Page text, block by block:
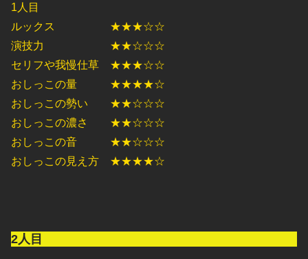
1人目
ルックス ★★★☆☆
演技力 ★★☆☆☆
セリフや我慢仕草 ★★★☆☆
おしっこの量 ★★★★☆
おしっこの勢い ★★☆☆☆
おしっこの濃さ ★★☆☆☆
おしっこの音 ★★☆☆☆
おしっこの見え方 ★★★★☆
2人目